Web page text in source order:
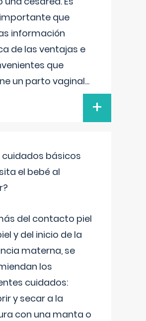
que
información
de las ventajas e
que
un parto vaginal...
+
cuidados básicos
el bebé al
del contacto piel
y del inicio de la
materna, se
los
cuidados:
y secar a la
con una manta o